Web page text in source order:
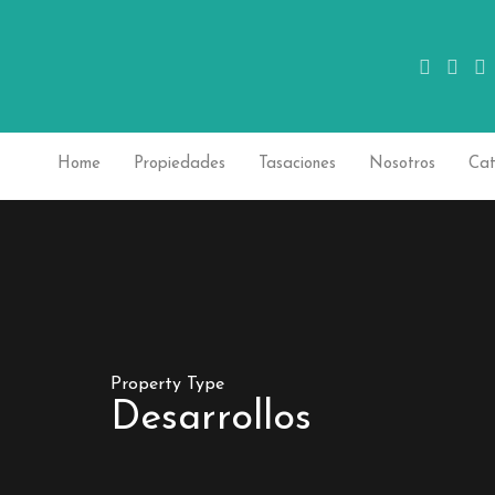
Home Propiedades Tasaciones Nosotros
Property Type
Desarrollos